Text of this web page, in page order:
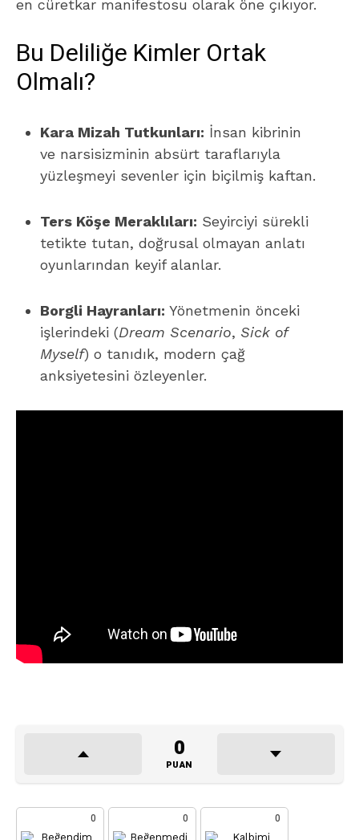
en cüretkar manifestosu olarak öne çıkıyor.
Bu Deliliğe Kimler Ortak
Olmalı?
Kara Mizah Tutkunları: İnsan kibrinin
ve narsisizminin absürt taraflarıyla
yüzleşmeyi sevenler için biçilmiş kaftan.
Ters Köşe Meraklıları: Seyirciyi sürekli
tetikte tutan, doğrusal olmayan anlatı
oyunlarından keyif alanlar.
Borgli Hayranları: Yönetmenin önceki
işlerindeki (Dream Scenario, Sick of
Myself) o tanıdık, modern çağ
anksiyetesini özleyenler.
0
PUAN
0 0 0